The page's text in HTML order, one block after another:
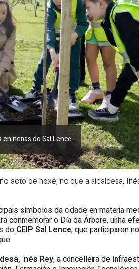
en nenas do Sal Lence
acto de hoxe, no que a alcaldesa,
símbolos da cidade en materia
conmemorar o Día da Árbore, unha
do CEIP Sal Lence, que participaron
Inés Rey, a concelleira de